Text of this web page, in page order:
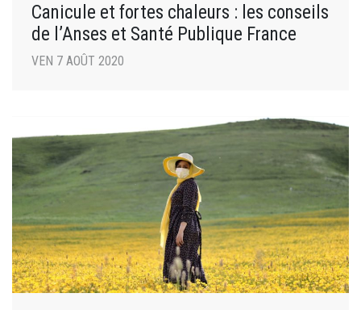
Canicule et fortes chaleurs : les conseils
de l’Anses et Santé Publique France
VEN 7 AOÛT 2020